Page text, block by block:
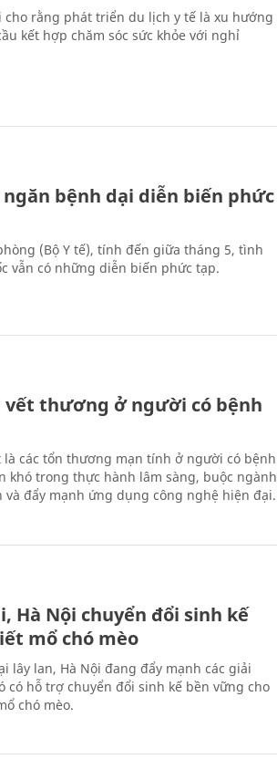
cho rằng phát triển du lịch y tế là xu hướng
kết hợp chăm sóc sức khỏe với nghỉ
bệnh dại diễn biến phức
(Bộ Y tế), tính đến giữa tháng 5, tình
vẫn có những diễn biến phức tạp.
thương ở người có bệnh
các tổn thương mạn tính ở người có bệnh
khó trong thực hành lâm sàng, buộc ngành
và đẩy mạnh ứng dụng công nghệ hiện đại.
Hà Nội chuyển đổi sinh kế
mổ chó mèo
lây lan, Hà Nội đang đẩy mạnh các giải
có hỗ trợ chuyển đổi sinh kế bền vững cho
chó mèo.